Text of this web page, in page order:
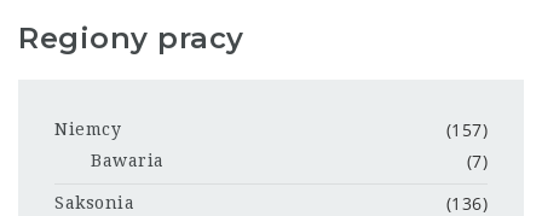
Regiony pracy
Niemcy (157)
Bawaria (7)
Saksonia (136)